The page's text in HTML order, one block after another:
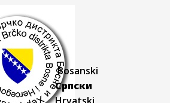
Bosanski
Српски